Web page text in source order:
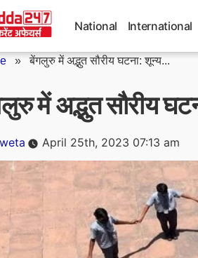
National International
»बेंगलुरु में अद्भुत सौरीय घटना: शून्य...
में अद्भुत सौरीय
April 25th, 2023 07:13 am